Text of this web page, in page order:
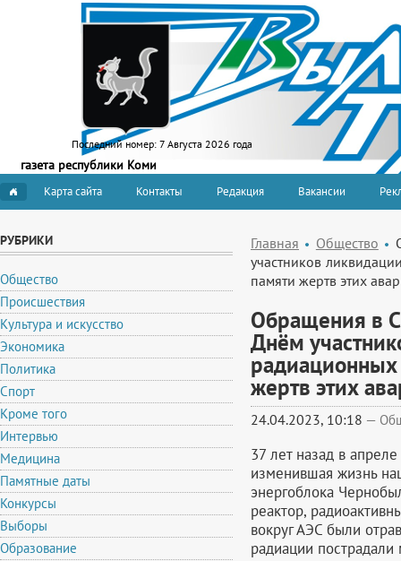
Последний номер: 7 Августа 2026 года
газета республики Коми
Карта сайта Контакты Редакция Вакансии
РУБРИКИ
Общество
Происшествия
Культура и искусство
Экономика
Политика
Спорт
Кроме того
Интервью
Медицина
Памятные даты
Конкурсы
Выборы
Образование
Главная Общество
участников
памяти жертв этих
Обращения в
Днём
радиационных
жертв этих
24.04.2023, 10:18 —
37 лет назад в
изменившая жизнь
энергоблока
реактор,
вокруг АЭС были
радиации